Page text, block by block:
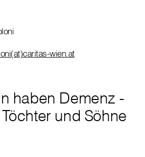
wien.at
haben Demenz -
und Söhne